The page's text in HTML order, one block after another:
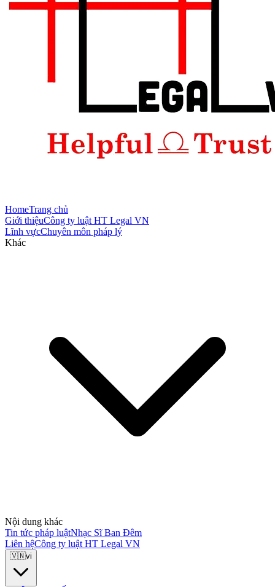
HomeTrang chủ
Giới thiệuCông ty luật HT Legal VN
Lĩnh vựcChuyên môn pháp lý
Khác
Nội dung khác
Tin tức pháp luậtNhạc Sĩ Ban Đêm
Liên hệCông ty luật HT Legal VN
🇻🇳vi